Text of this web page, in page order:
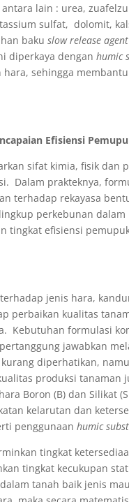
lain : urea,
sulfat, dolomit,
bakuslow release agent
diperkaya denganhumic
sehingga
Efisiensi
sifat kimia, fisik dan
Dalam prakteknya,
terhadap rekayasa
perkebunan
tingkat efisiensi
jenis hara,
perbaikan kualitas
Kebutuhan formulasi
jawabkan
diperhatikan,
produksi tanaman
Boron (B) dan Silikat
kelarutan dan
penggunaanhumic
tingkat
tingkat kecukupan
tanah baik jenis